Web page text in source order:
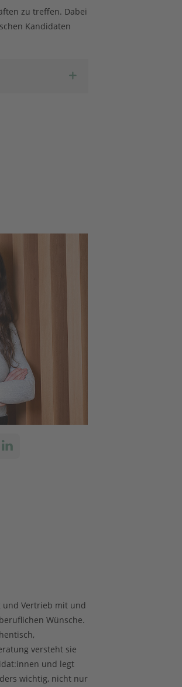
zu treffen. Dabei
Kandidaten
und Vertrieb mit und
Wünsche.
versteht sie
und legt
wichtig, nicht nur